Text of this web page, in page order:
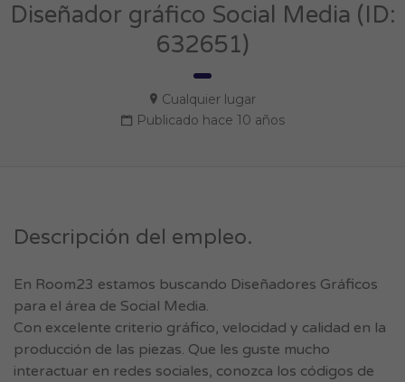
Diseñador gráfico Social Media (ID:
632651)
Cualquier lugar
Publicado hace 10 años
Descripción del empleo.
En Room23 estamos buscando Diseñadores Gráficos
para el área de Social Media.
Con excelente criterio gráfico, velocidad y calidad en la
producción de las piezas. Que les guste mucho
interactuar en redes sociales, conozca los códigos de